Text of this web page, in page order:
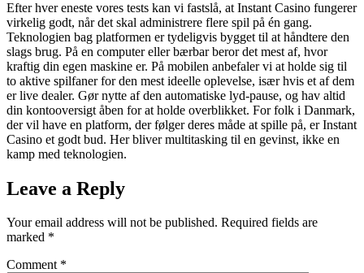
Efter hver eneste vores tests kan vi fastslå, at Instant Casino fungerer
virkelig godt, når det skal administrere flere spil på én gang.
Teknologien bag platformen er tydeligvis bygget til at håndtere den
slags brug. På en computer eller bærbar beror det mest af, hvor
kraftig din egen maskine er. På mobilen anbefaler vi at holde sig til
to aktive spilfaner for den mest ideelle oplevelse, især hvis et af dem
er live dealer. Gør nytte af den automatiske lyd-pause, og hav altid
din kontooversigt åben for at holde overblikket. For folk i Danmark,
der vil have en platform, der følger deres måde at spille på, er Instant
Casino et godt bud. Her bliver multitasking til en gevinst, ikke en
kamp med teknologien.
Leave a Reply
Your email address will not be published. Required fields are
marked *
Comment *